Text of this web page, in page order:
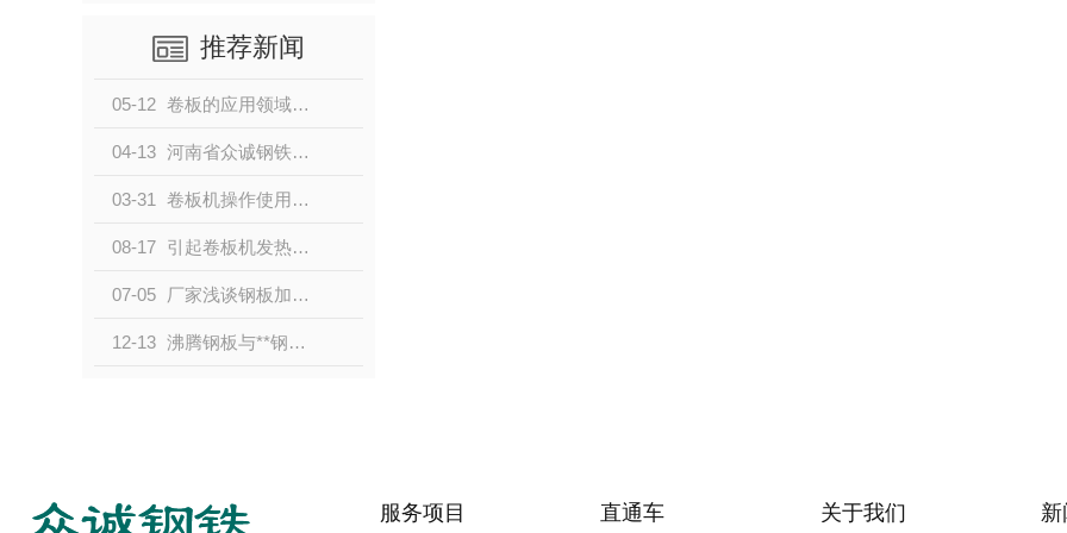
推荐新闻
05-12 卷板的应用领域、特点和市场前景您了解多少？
04-13 河南省众诚钢铁为您分享有关钢板加工的知识
03-31 卷板机操作使用规程及注意事项
08-17 引起卷板机发热的原因及解决方案
07-05 厂家浅谈钢板加工怎么做省时又美观？
12-13 沸腾钢板与**钢板的区别是什么？众诚钢铁一文告诉你
服务项目 直通车 关于我们